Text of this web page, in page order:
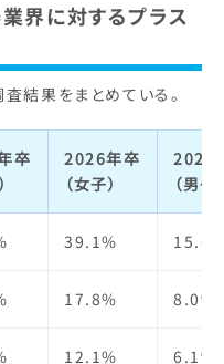
4.0% 3.7%
16.7%
22.2%
27.6%
5.7% 4.5%
業界に対するプラス
結果をまとめている。
卒
2026年卒
（女子）
2025
（男子
39.1%
17.8% 8.0%
12.1% 6.1%